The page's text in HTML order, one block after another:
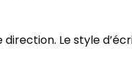
Le style